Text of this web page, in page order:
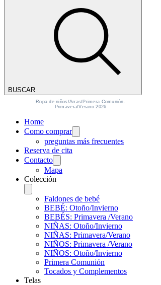
BUSCAR
Ropa de niños/Arras/Primera Comunión.
Primavera/Verano 2026
Home
Como comprar
preguntas más frecuentes
Reserva de cita
Contacto
Mapa
Colección
Faldones de bebé
BEBÉ: Otoño/Invierno
BEBÉS: Primavera /Verano
NIÑAS: Otoño/Invierno
NIÑAS: Primavera/Verano
NIÑOS: Primavera /Verano
NIÑOS: Otoño/Invierno
Primera Comunión
Tocados y Complementos
Telas